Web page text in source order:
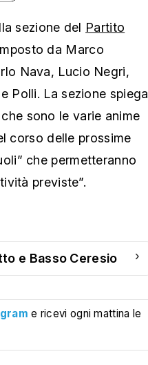
sezione del Partito
da Marco
Nava, Lucio Negri,
Polli. La sezione spiega
sono le varie anime
corso delle prossime
che permetteranno
previste”.
e Basso Ceresio ›
e ricevi ogni mattina le